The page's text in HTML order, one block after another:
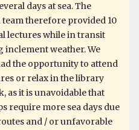
days at sea. The
therefore provided 10
lectures while in transit
inclement weather. We
the opportunity to attend
or relax in the library
as it is unavoidable that
require more sea days due
and / or unfavorable